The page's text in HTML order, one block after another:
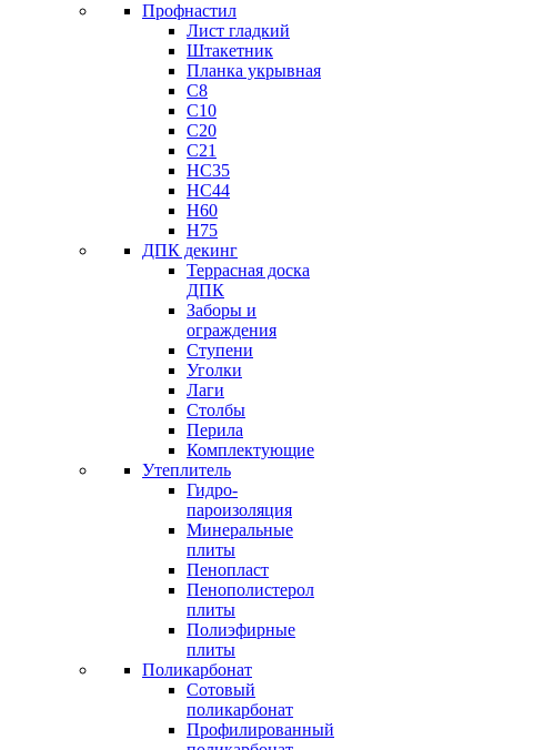
Профнастил
Лист гладкий
Штакетник
Планка укрывная
C8
C10
C20
C21
НС35
HC44
H60
H75
ДПК декинг
Террасная доска
ДПК
Заборы и
ограждения
Ступени
Уголки
Лаги
Столбы
Перила
Комплектующие
Утеплитель
Гидро-
пароизоляция
Минеральные
плиты
Пенопласт
Пенополистерол
плиты
Полиэфирные
плиты
Поликарбонат
Сотовый
поликарбонат
Профилированный